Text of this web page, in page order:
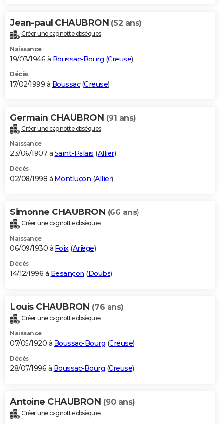
Jean-paul CHAUBRON (52 ans)
Créer une cagnotte obsèques
Naissance
19/03/1946 à Boussac-Bourg (Creuse)
Décès
17/02/1999 à Boussac(Creuse)
Germain CHAUBRON (91 ans)
Créer une cagnotte obsèques
Naissance
23/06/1907 à Saint-Palais (Allier)
Décès
02/08/1998 à Montluçon (Allier)
Simonne CHAUBRON (66 ans)
Créer une cagnotte obsèques
Naissance
06/09/1930 à Foix(Ariège)
Décès
14/12/1996 à Besançon (Doubs)
Louis CHAUBRON (76 ans)
Créer une cagnotte obsèques
Naissance
07/05/1920 à Boussac-Bourg (Creuse)
Décès
28/07/1996 à Boussac-Bourg (Creuse)
Antoine CHAUBRON (90 ans)
Créer une cagnotte obsèques